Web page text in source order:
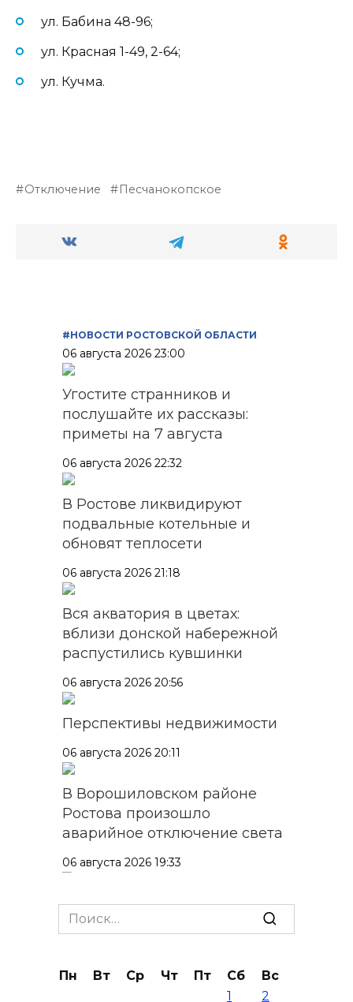
ул. Бабина 48-96;
ул. Красная 1-49, 2-64;
ул. Кучма.
Отключение Песчанокопское
#НОВОСТИ РОСТОВСКОЙ ОБЛАСТИ
06 августа 2026 23:00
Угостите странников и
послушайте их рассказы:
приметы на 7 августа
06 августа 2026 22:32
В Ростове ликвидируют
подвальные котельные и
обновят теплосети
06 августа 2026 21:18
Вся акватория в цветах:
вблизи донской набережной
распустились кувшинки
06 августа 2026 20:56
Перспективы недвижимости
06 августа 2026 20:11
В Ворошиловском районе
Ростова произошло
аварийное отключение света
06 августа 2026 19:33
Шахбокс, падел и пилон: в
Ростовской области
Search
for:
Пн Вт Ср Чт Пт Сб
Вс
1
2